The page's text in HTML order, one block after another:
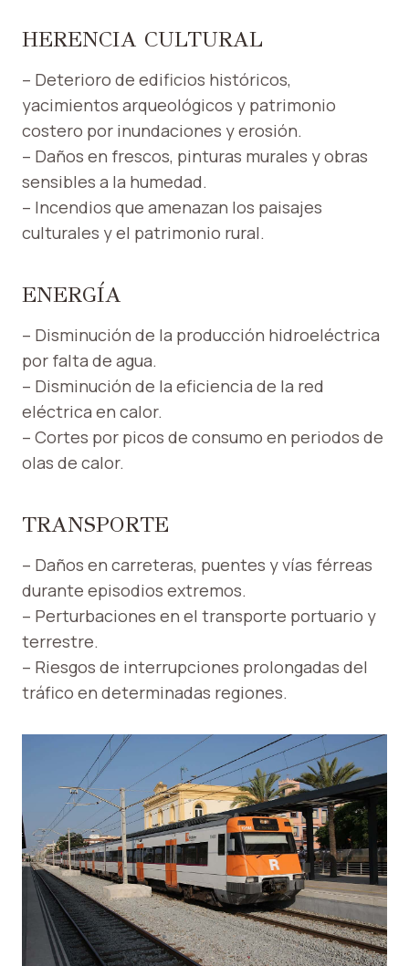
HERENCIA CULTURAL
– Deterioro de edificios históricos,
yacimientos arqueológicos y patrimonio
costero por inundaciones y erosión.
– Daños en frescos, pinturas murales y obras
sensibles a la humedad.
– Incendios que amenazan los paisajes
culturales y el patrimonio rural.
ENERGÍA
– Disminución de la producción hidroeléctrica
por falta de agua.
– Disminución de la eficiencia de la red
eléctrica en calor.
– Cortes por picos de consumo en periodos de
olas de calor.
TRANSPORTE
– Daños en carreteras, puentes y vías férreas
durante episodios extremos.
– Perturbaciones en el transporte portuario y
terrestre.
– Riesgos de interrupciones prolongadas del
tráfico en determinadas regiones.